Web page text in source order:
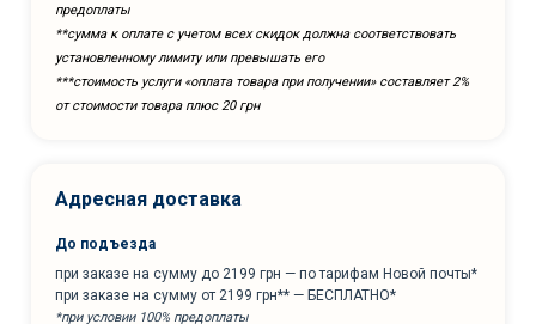
предоплаты
**сумма к оплате с учетом всех скидок должна соответствовать
установленному лимиту или превышать его
***cтоимость услуги «оплата товара при получении» составляет 2%
от стоимости товара плюс 20 грн
Адресная доставка
До подъезда
при заказе на сумму до 2199 грн — по тарифам Новой почты*
при заказе на сумму от 2199 грн** — БЕСПЛАТНО*
*при условии 100% предоплаты